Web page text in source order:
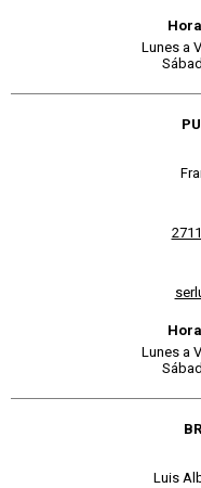
Lunes a
Lunes a
Luis